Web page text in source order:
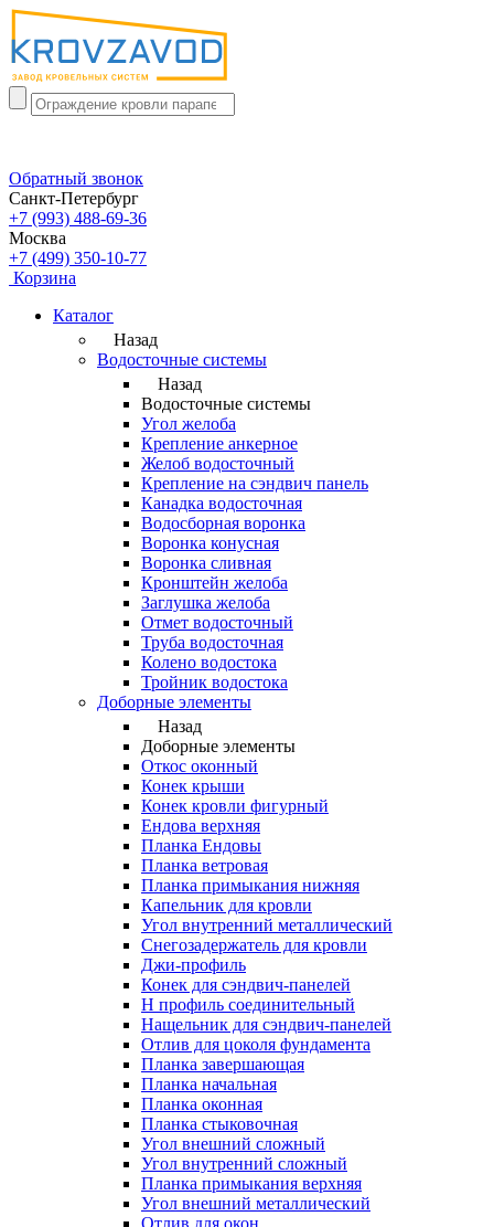
Обратный звонок
Санкт-Петербург
+7 (993) 488-69-36
Москва
+7 (499) 350-10-77
Корзина
Каталог
Назад
Водосточные системы
Назад
Водосточные системы
Угол желоба
Крепление анкерное
Желоб водосточный
Крепление на сэндвич панель
Канадка водосточная
Водосборная воронка
Воронка конусная
Воронка сливная
Кронштейн желоба
Заглушка желоба
Отмет водосточный
Труба водосточная
Колено водостока
Тройник водостока
Доборные элементы
Назад
Доборные элементы
Откос оконный
Конек крыши
Конек кровли фигурный
Ендова верхняя
Планка Ендовы
Планка ветровая
Планка примыкания нижняя
Капельник для кровли
Угол внутренний металлический
Снегозадержатель для кровли
Джи-профиль
Конек для сэндвич-панелей
Н профиль соединительный
Нащельник для сэндвич-панелей
Отлив для цоколя фундамента
Планка завершающая
Планка начальная
Планка оконная
Планка стыковочная
Угол внешний сложный
Угол внутренний сложный
Планка примыкания верхняя
Угол внешний металлический
Отлив для окон